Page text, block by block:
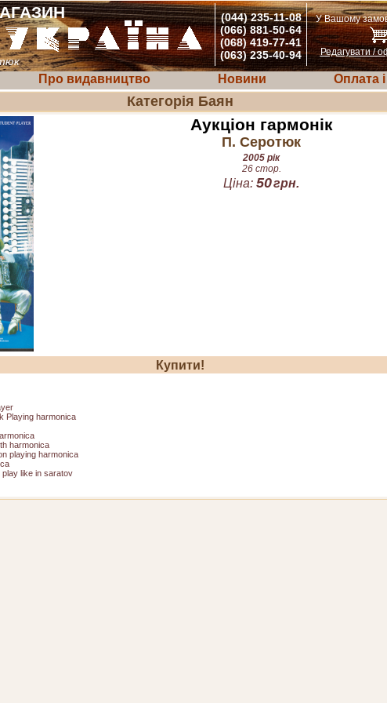
(044) 235-11-08
(066) 881-50-64
(068) 419-77-41
(063) 235-40-94
У Вашому
Редагувати /
Про видавництво Новини Оплата
Категорія Баян
Аукціон гармонік
П. Серотюк
2005 рік
26 стор.
Ціна: 50грн.
Купити!
Playing harmonica
harmonica
playing harmonica
like in saratov